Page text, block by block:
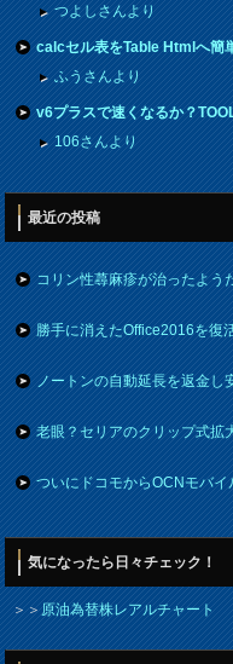
つよしさんより
calcセル表をTable Htmlへ簡
ふうさんより
v6プラスで速くなるか？
106さんより
最近の投稿
コリン性蕁麻疹が治ったよう
勝手に消えたOffice2016を復
ノートンの自動延長を返金し
老眼？セリアのクリップ式拡
ついにドコモからOCNモバ
気になったら日々チェック！
＞＞原油為替株レアルチャート